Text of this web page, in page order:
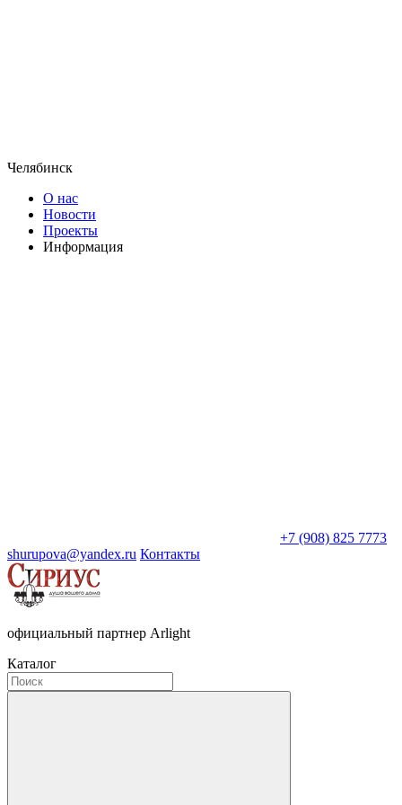
Челябинск
О нас
Новости
Проекты
Информация
+7 (908) 825 7773
shurupova@yandex.ru Контакты
официальный партнер Arlight
Каталог